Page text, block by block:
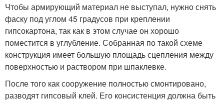
Чтобы армирующий материал не выступал, нужно снять
фаску под углом 45 градусов при креплении
гипсокартона, так как в этом случае он хорошо
поместится в углубление. Собранная по такой схеме
конструкция имеет большую площадь сцепления между
поверхностью и раствором при шпаклевке.
После того как сооружение полностью смонтировано,
разводят гипсовый клей. Его консистенция должна быть